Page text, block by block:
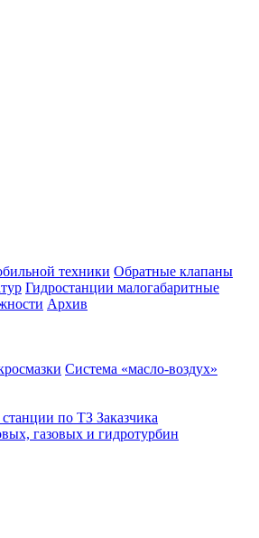
техники Обратные клапаны
Гидростанции малогабаритные
Архив
Система «масло-воздух»
по ТЗ Заказчика
газовых и гидротурбин